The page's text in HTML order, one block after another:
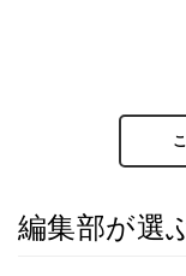
編集部が選